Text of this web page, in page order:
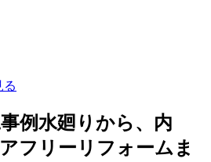
る
例水廻りから、内
フリーリフォームま